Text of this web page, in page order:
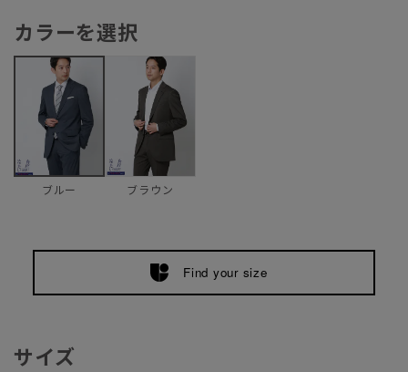
カラーを選択
ブルー ブラウン
Find your size
サイズ